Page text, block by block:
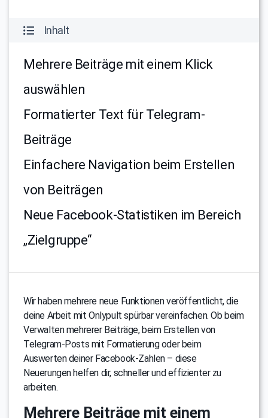
Inhalt
Mehrere Beiträge mit einem Klick
auswählen
Formatierter Text für Telegram-
Beiträge
Einfachere Navigation beim Erstellen
von Beiträgen
Neue Facebook-Statistiken im Bereich
„Zielgruppe“
Wir haben mehrere neue Funktionen veröffentlicht, die
deine Arbeit mit Onlypult spürbar vereinfachen. Ob beim
Verwalten mehrerer Beiträge, beim Erstellen von
Telegram-Posts mit Formatierung oder beim
Auswerten deiner Facebook-Zahlen – diese
Neuerungen helfen dir, schneller und effizienter zu
arbeiten.
Mehrere Beiträge mit einem